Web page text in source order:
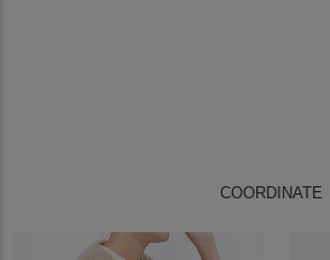
COORDINATE